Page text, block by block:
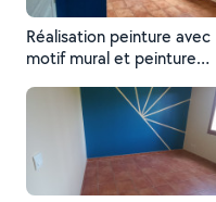
Réalisation peinture avec
motif mural et peinture
support gouttelettes